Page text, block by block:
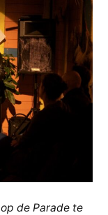
de Parade te